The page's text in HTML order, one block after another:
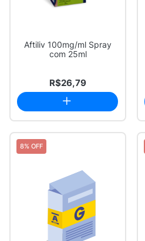
Aftiliv 100mg/ml Spray
com 25ml
R$26,79
8% OFF